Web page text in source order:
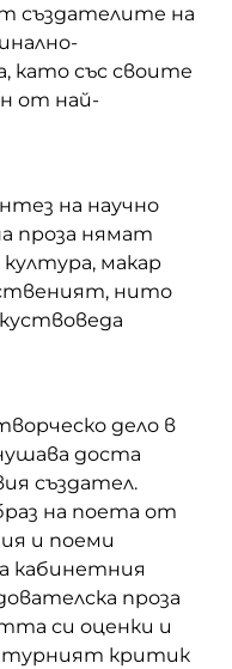
създателите на
като със своите
от най-
на научно
проза нямат
макар
нито
дело в
доста
създател.
на поета от
и поеми
кабинетния
проза
си оценки и
критик